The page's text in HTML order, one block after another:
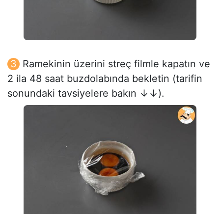
Ramekinin üzerini streç filmle kapatın ve
2 ila 48 saat buzdolabında bekletin (tarifin
sonundaki tavsiyelere bakın ↓↓).